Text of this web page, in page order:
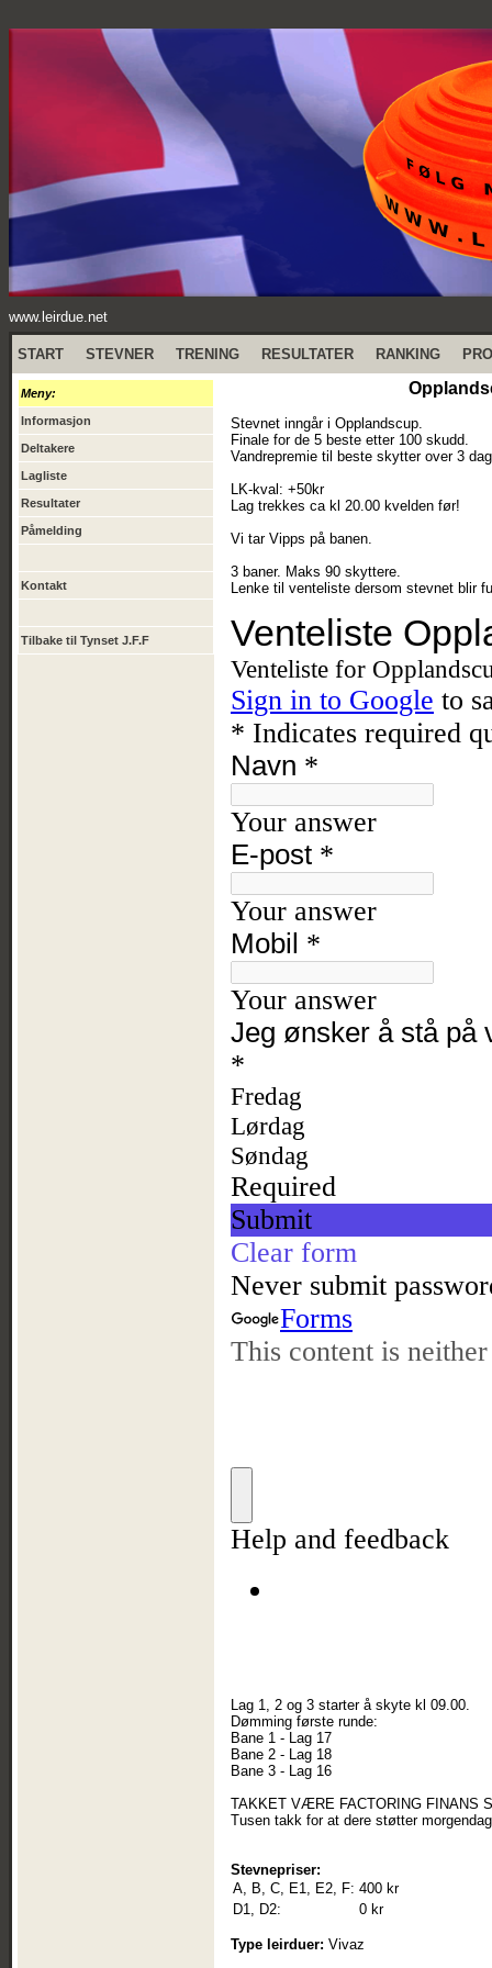
www.leirdue.net
START STEVNER TRENING RESULTATER RANKING
Meny:
Informasjon
Deltakere
Lagliste
Resultater
Påmelding
Kontakt
Tilbake til Tynset J.F.F
Stevnet inngår i Opplandscup.
Finale for de 5 beste etter 100 skudd.
Vandrepremie til beste skytter over 3
LK-kval: +50kr
Lag trekkes ca kl 20.00 kvelden før!
Vi tar Vipps på banen.
3 baner. Maks 90 skyttere.
Lenke til venteliste dersom stevnet blir
Lag 1, 2 og 3 starter å skyte kl 09.00.
Dømming første runde:
Bane 1 - Lag 17
Bane 2 - Lag 18
Bane 3 - Lag 16
TAKKET VÆRE FACTORING FINANS
Tusen takk for at dere støtter
Stevnepriser:
A, B, C, E1, E2, F: 400 kr
D1, D2:
0 kr
Type leirduer: Vivaz